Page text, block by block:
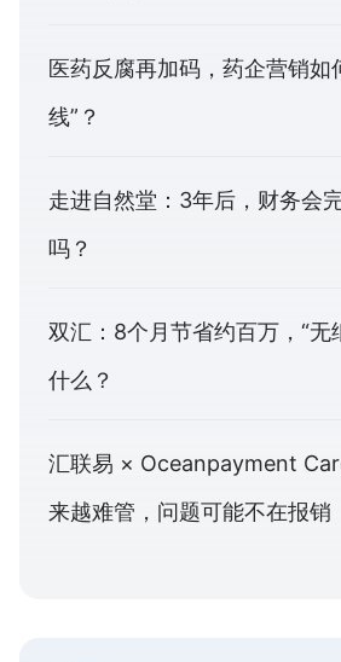
医药反腐再加码，药企营销如
线”？
走进自然堂：3年后，财务会
吗？
双汇：8个月节省约百万，“无
什么？
汇联易 × Oceanpayment
来越难管，问题可能不在报销